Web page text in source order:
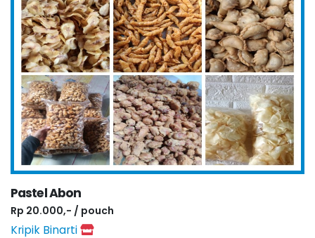
Pastel Abon
Rp 20.000,- / pouch
Kripik Binarti